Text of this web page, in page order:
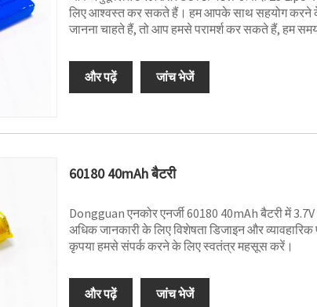
लिए आश्वस्त कर सकते हैं। हम आपके साथ सहयोग करने
जानना चाहते हैं, तो आप हमसे परामर्श कर सकते हैं, हम
और पढ़ें जांच भेजें
60180 40mAh बैटरी
Dongguan एनकोर एनर्जी 60180 40mAh बैटरी में
अधिक जानकारी के लिए विशेषता डिजाइन और व्यावहारिक
कृपया हमसे संपर्क करने के लिए स्वतंत्र महसूस करें।
और पढ़ें जांच भेजें